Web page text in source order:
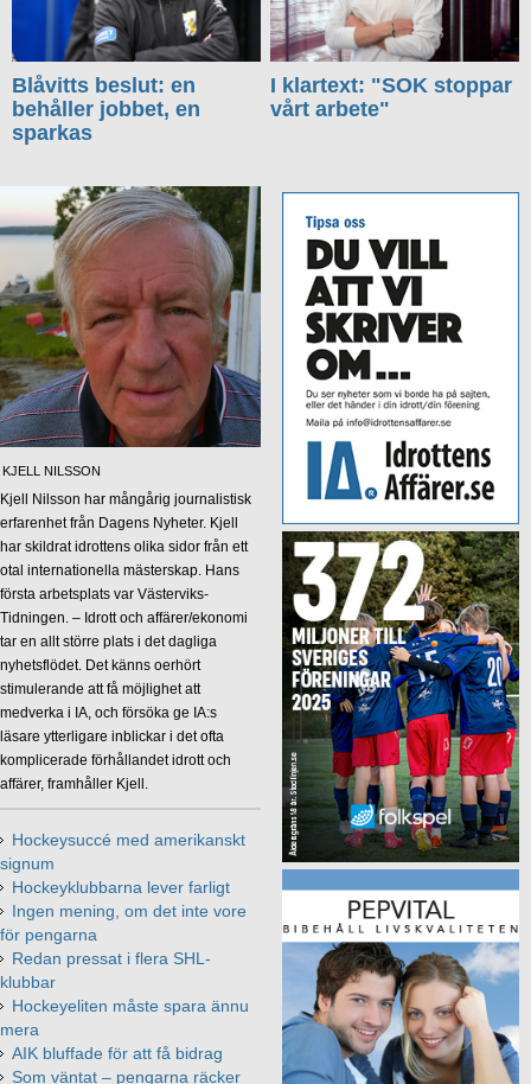
Blåvitts beslut: en
behåller jobbet, en
sparkas
I klartext: "SOK stoppar
vårt arbete"
KJELL NILSSON
Kjell Nilsson har mångårig journalistisk
erfarenhet från Dagens Nyheter. Kjell
har skildrat idrottens olika sidor från ett
otal internationella mästerskap. Hans
första arbetsplats var Västerviks-
Tidningen. – Idrott och affärer/ekonomi
tar en allt större plats i det dagliga
nyhetsflödet. Det känns oerhört
stimulerande att få möjlighet att
medverka i IA, och försöka ge IA:s
läsare ytterligare inblickar i det ofta
komplicerade förhållandet idrott och
affärer, framhåller Kjell.
Hockeysuccé med amerikanskt
signum
Hockeyklubbarna lever farligt
Ingen mening, om det inte vore
för pengarna
Redan pressat i flera SHL-
klubbar
Hockeyeliten måste spara ännu
mera
AIK bluffade för att få bidrag
Som väntat – pengarna räcker